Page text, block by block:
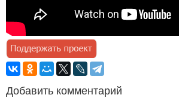
Добавить комментарий